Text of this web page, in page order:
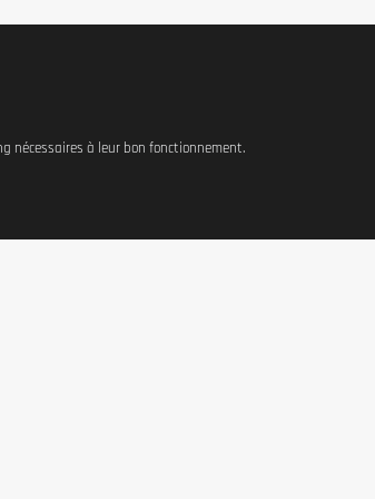
nécessaires à leur bon fonctionnement.